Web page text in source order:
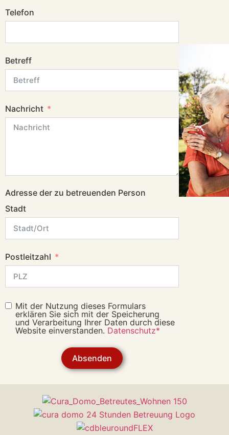
Telefon
Betreff
Nachricht
Adresse der zu betreuenden Person
Stadt
Postleitzahl
Mit der Nutzung dieses Formulars
erklären Sie sich mit der Speicherung
und Verarbeitung Ihrer Daten durch diese
Website einverstanden. Datenschutz*
Absenden